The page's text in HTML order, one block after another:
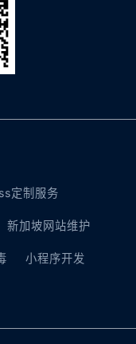
定制服务
新加坡网站维护
小程序开发